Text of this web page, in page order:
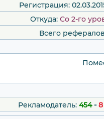
Регистрация:
Откуда: Со 2-го
Всего
Рекламодатель: 454-8